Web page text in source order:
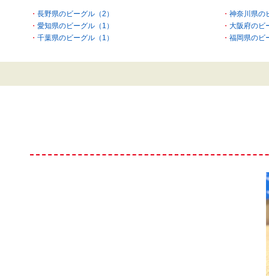
長野県のビーグル（2）
神奈川県の
愛知県のビーグル（1）
大阪府のビ
千葉県のビーグル（1）
福岡県のビ